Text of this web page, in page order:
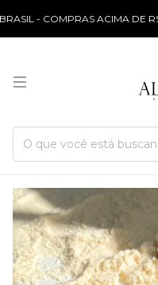
- COMPRAS ACIMA DE R$399